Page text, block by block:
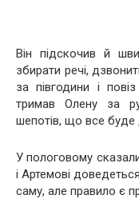
Він підскочив й
збирати речі,
за півгодини і
тримав Олену за
шепотів, що все буде
У пологовому
і Артемові
саму, але правило є